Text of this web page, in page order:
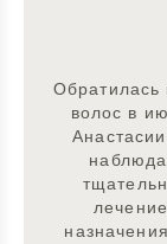
Обратилась
волос в